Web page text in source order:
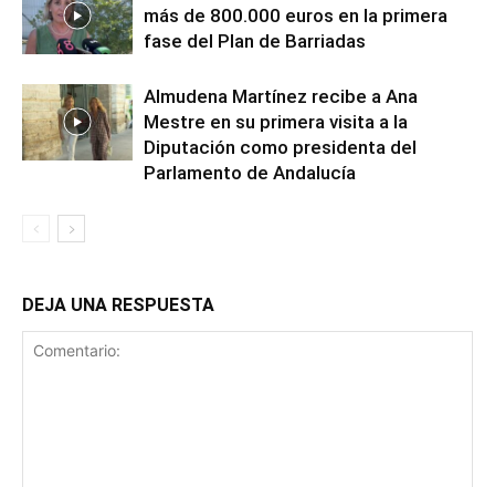
más de 800.000 euros en la primera
fase del Plan de Barriadas
Almudena Martínez recibe a Ana
Mestre en su primera visita a la
Diputación como presidenta del
Parlamento de Andalucía
DEJA UNA RESPUESTA